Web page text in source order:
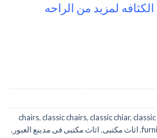
لمزيد من الراحه
,classic chairs,classic chiar,
,اثاث مكتبى,اثاث مكتبى فى مدينع العبور ,